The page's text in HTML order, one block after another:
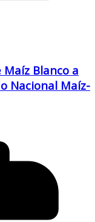
Maíz Blanco a
Nacional Maíz-